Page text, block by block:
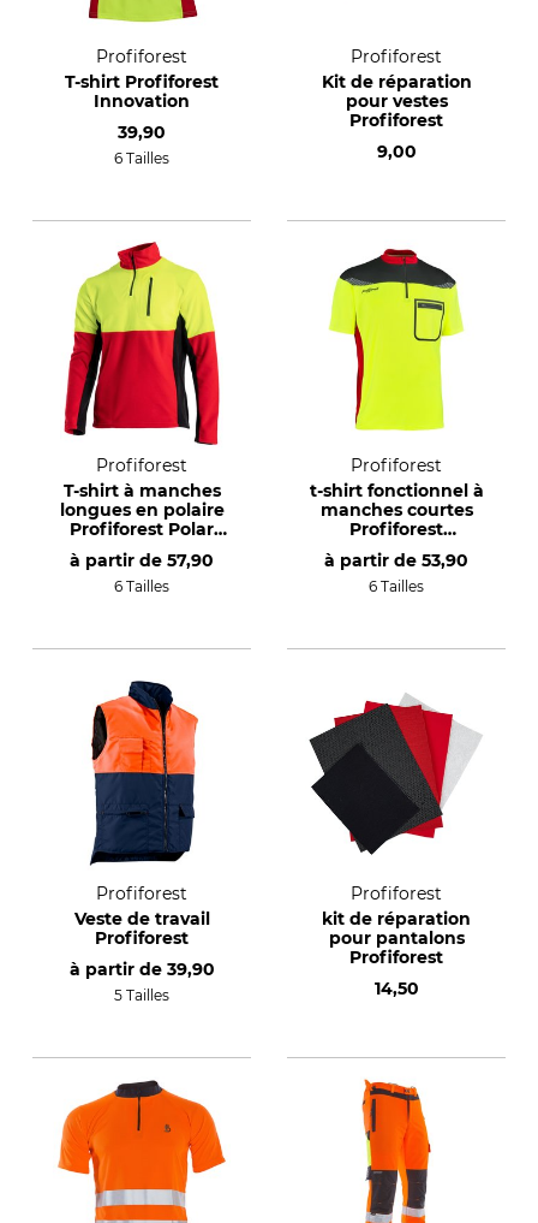
Profiforest
T-shirt Profiforest
Innovation
39,90
6 Tailles
Profiforest
Kit de réparation
pour vestes
Profiforest
9,00
Profiforest
T-shirt à manches
longues en polaire
Profiforest Polar
Visible
à partir de 57,90
6 Tailles
Profiforest
t-shirt fonctionnel à
manches courtes
Profiforest
Innovation
à partir de 53,90
6 Tailles
Profiforest
Veste de travail
Profiforest
à partir de 39,90
5 Tailles
Profiforest
kit de réparation
pour pantalons
Profiforest
14,50